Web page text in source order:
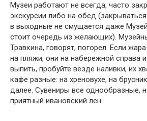
Музеи работают не всегда, часто
экскурсии либо на обед
в выходные не смущается даже
стоит очередь из желающих).
Травкина, говорят, погорел. Если
на пляжи, они на набережной справа
выпить, пробуйте везде наливки, их
кафе разные: на хреновухе, на
далее. Сувениры все однообразные,
приятный ивановский лен.